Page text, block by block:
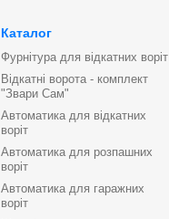
Каталог
Фурнітура для відкатних воріт
Відкатні ворота - комплект
"Звари Сам"
Автоматика для відкатних
воріт
Автоматика для розпашних
воріт
Автоматика для гаражних
воріт